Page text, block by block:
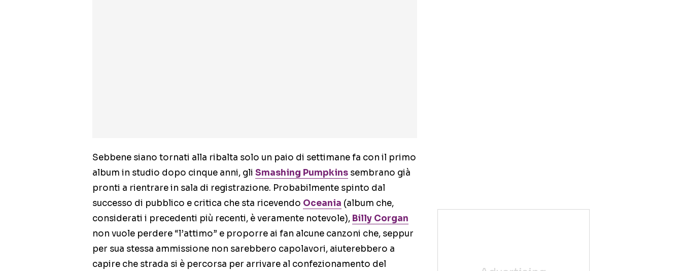
Sebbene siano tornati alla ribalta solo un paio di settimane fa con il primo
album in studio dopo cinque anni, gli Smashing Pumpkins sembrano già
pronti a rientrare in sala di registrazione. Probabilmente spinto dal
successo di pubblico e critica che sta ricevendo Oceania (album che,
considerati i precedenti più recenti, è veramente notevole), Billy Corgan
non vuole perdere “l’attimo” e proporre ai fan alcune canzoni che, seppur
per sua stessa ammissione non sarebbero capolavori, aiuterebbero a
capire che strada si è percorsa per arrivare al confezionamento del